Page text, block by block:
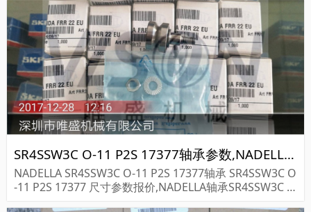
SR4SSW3C O-11 P2S 17377轴承参数,NADELLA轴承SR4SSW3C O-11 P2S 17377重量
NADELLA SR4SSW3C O-11 P2S 17377轴承 SR4SSW3C O
-11 P2S 17377 尺寸参数报价,NADELLA轴承SR4SSW3C O